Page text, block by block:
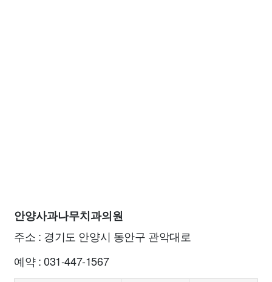
안양사과나무치과의원
주소 : 경기도 안양시 동안구 관악대로
예약 : 031-447-1567